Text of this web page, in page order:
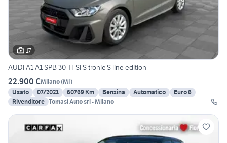
17
AUDI A1 A1 SPB 30 TFSI S tronic S line edition
22.900 €Milano(MI)
Usato
07/2021 60769 Km Benzina Automatico
Euro 6
Rivenditore Tomasi Auto srl - Milano